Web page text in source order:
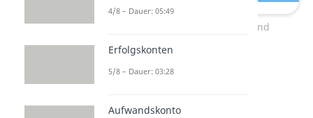
Geschäftsvorfall 2: Aktiv- und
4/8 – Dauer: 05:49
Erfolgskonten
5/8 – Dauer: 03:28
Aufwandskonto